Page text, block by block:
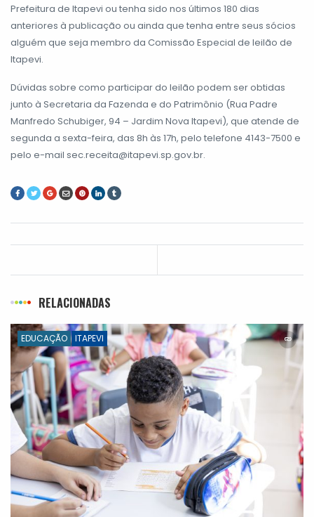
Prefeitura de Itapevi ou tenha sido nos últimos 180 dias
anteriores à publicação ou ainda que tenha entre seus sócios
alguém que seja membro da Comissão Especial de leilão de
Itapevi.
Dúvidas sobre como participar do leilão podem ser obtidas
junto à Secretaria da Fazenda e do Patrimônio (Rua Padre
Manfredo Schubiger, 94 – Jardim Nova Itapevi), que atende de
segunda a sexta-feira, das 8h às 17h, pelo telefone 4143-7500 e
pelo e-mail sec.receita@itapevi.sp.gov.br.
RELACIONADAS
EDUCAÇÃO ITAPEVI